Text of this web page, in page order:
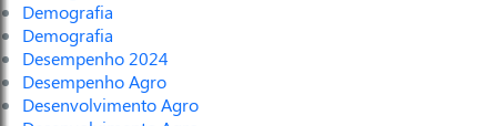
Demografia
Demografia
Desempenho 2024
Desempenho Agro
Desenvolvimento Agro